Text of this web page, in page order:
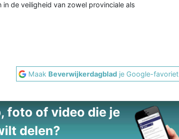
de veiligheid van zowel provinciale als
Maak Beverwijkerdagblad je Google-favoriet
foto of video die je
delen?